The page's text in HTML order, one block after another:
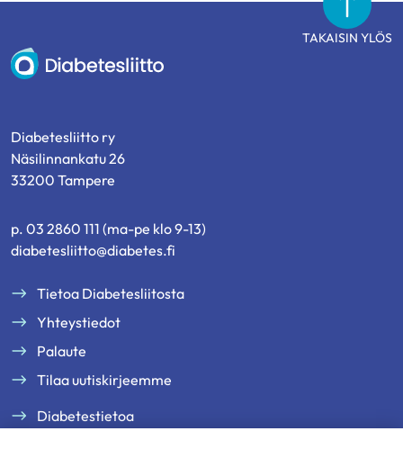
TAKAISIN YLÖS
Diabetesliitto
Diabetesliitto ry
Näsilinnankatu 26
33200 Tampere
p. 03 2860 111 (ma-pe klo 9-13)
diabetesliitto@diabetes.fi
Tietoa Diabetesliitosta
Yhteystiedot
Palaute
Tilaa uutiskirjeemme
Diabetestietoa